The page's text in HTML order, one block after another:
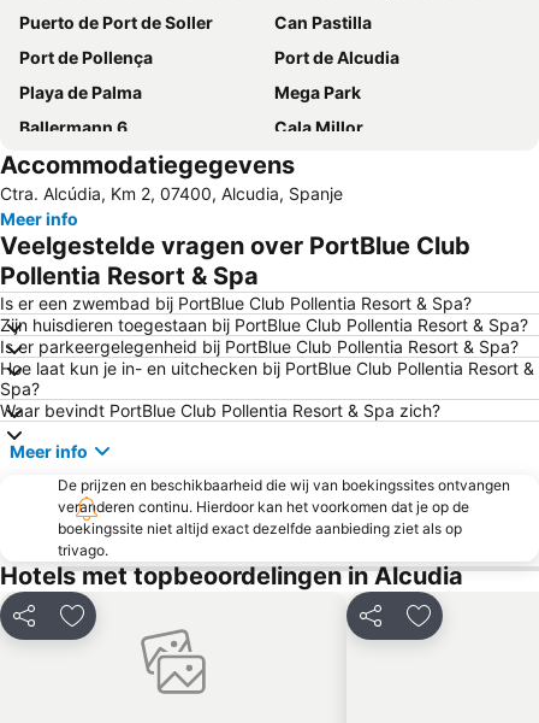
Puerto de Port de Soller
Can Pastilla
Port de Pollença
Port de Alcudia
Playa de Palma
Mega Park
Ballermann 6
Cala Millor
Platja d'Alcudia
Can Picafort
Platja de Palma
Les Meravelles
S'Arenal
Centre
Puerto de Valdemossa - Sa Marina
Ballonfahrt mit All in One Mallorca
Platja de Puerto Soller
Parc Natural de s'Albufera de Mallorca
Cala Deiá
Ses Rotges
Es Pil larí
Placa Major
Cala Agulla
Son Moll
El Molinar
Santuario de Lluc
S´Illot - Cala Moreja
Ciudad Jardín
Portixol
Platja de Sa Coma
Son Malferit
Cas Capiscol
Torrent de Pareis
Accommodatiegegevens
Ctra. Alcúdia, Km 2, 07400, Alcudia, Spanje
Meer info
Veelgestelde vragen over PortBlue Club
Pollentia Resort & Spa
Is er een zwembad bij PortBlue Club Pollentia Resort & Spa?
Zijn huisdieren toegestaan bij PortBlue Club Pollentia Resort & Spa?
Is er parkeergelegenheid bij PortBlue Club Pollentia Resort & Spa?
Hoe laat kun je in- en uitchecken bij PortBlue Club Pollentia Resort &
Spa?
Waar bevindt PortBlue Club Pollentia Resort & Spa zich?
Meer info
De prijzen en beschikbaarheid die wij van boekingssites ontvangen
veranderen continu. Hierdoor kan het voorkomen dat je op de
boekingssite niet altijd exact dezelfde aanbieding ziet als op
trivago.
Hotels met topbeoordelingen in Alcudia
Delen Toevoegen aan favorieten Delen Toevoegen